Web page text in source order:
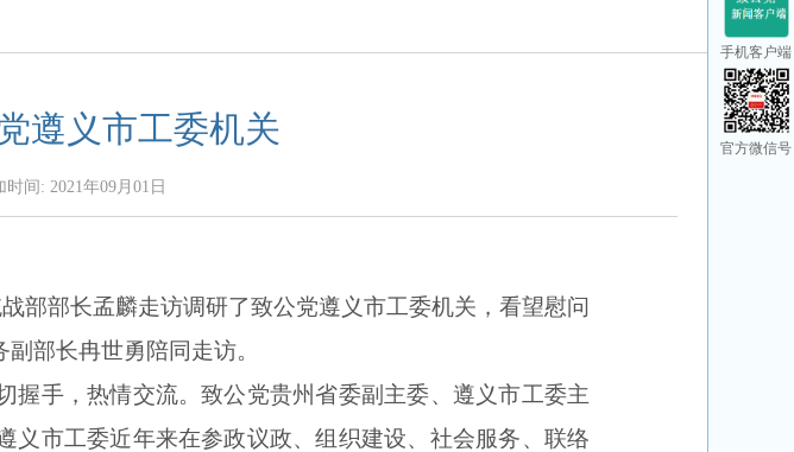
手机客户端
官方微信号
遵义市工委机关
时间: 2021年09月01日
部部长孟麟走访调研了致公党遵义市工委机关，看望慰问
部长冉世勇陪同走访。
手，热情交流。致公党贵州省委副主委、遵义市工委主
市工委近年来在参政议政、组织建设、社会服务、联络